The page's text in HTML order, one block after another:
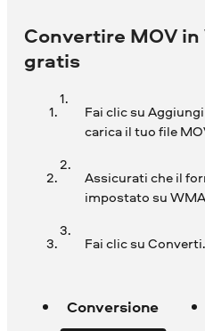
Convertire MOV
gratis
Fai clic su
carica il tuo file
Assicurati che il
impostato su
Fai clic su Converti.
Conversione